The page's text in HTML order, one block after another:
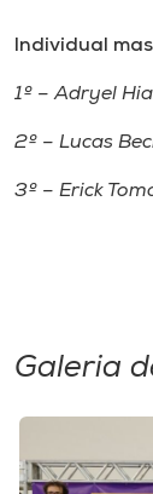
Individual
1º – Adryel
2º – Lucas
3º – Erick
Galeria